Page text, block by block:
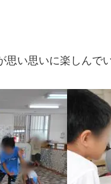
い思いに楽しんで